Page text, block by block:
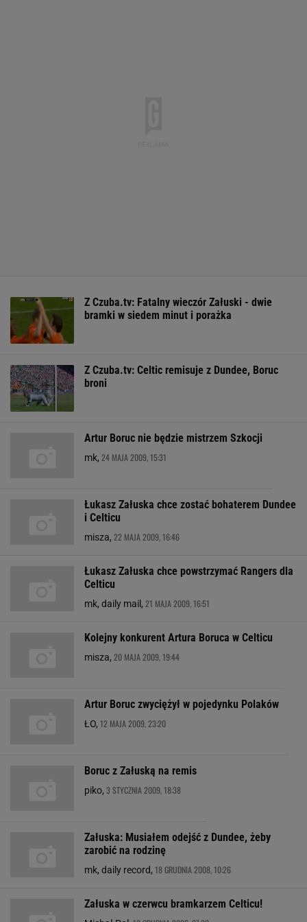
Z Czuba.tv: Fatalny wieczór Załuski - dwie
bramki w siedem minut i porażka
Z Czuba.tv: Celtic remisuje z Dundee, Boruc
broni
Artur Boruc nie będzie mistrzem Szkocji
mk, 24 MAJA 2009, 15:31
Łukasz Załuska chce zostać bohaterem Dundee
i Celticu
misza, 22 MAJA 2009, 16:46
Łukasz Załuska chce powstrzymać Rangers dla
Celticu
mk, daily mail, 21 MAJA 2009, 16:51
Kolejny konkurent Artura Boruca w Celticu
misza, 20 MAJA 2009, 19:44
Artur Boruc zwyciężył w pojedynku Polaków
ŁO, 12 MAJA 2009, 23:20
Boruc z Załuską na remis
piko, 3 STYCZNIA 2009, 18:38
Załuska: Musiałem odejść z Dundee, żeby
zarobić na rodzinę
mk, daily record, 18 GRUDNIA 2008, 10:26
Załuska w czerwcu bramkarzem Celticu!